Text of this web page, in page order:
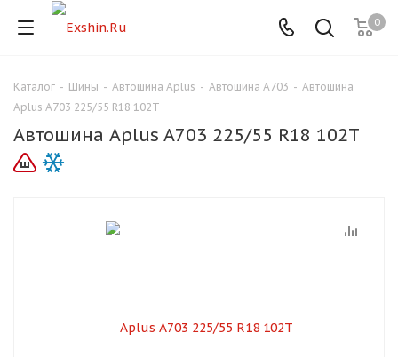
0
Каталог - Шины - Автошина Aplus - Автошина A703 - Автошина
Aplus A703 225/55 R18 102T
Автошина Aplus A703 225/55 R18 102T
Для клиентов всех банков
Разбейте
оплату